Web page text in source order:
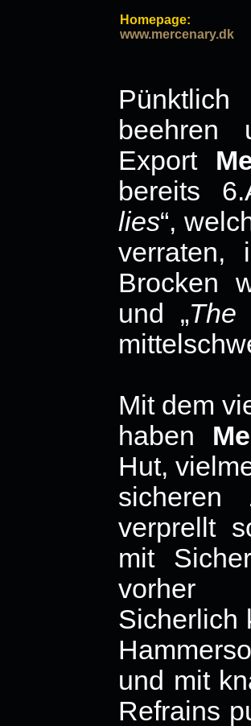
Homepage:
www.mercenary.dk
beehren
Export
bereits
lies“,
verraten,
Brocken
und „The
Mit dem
haben
Hut,
sicheren
verprellt
mit
vorher
Sicherlich
und mit
Refrains